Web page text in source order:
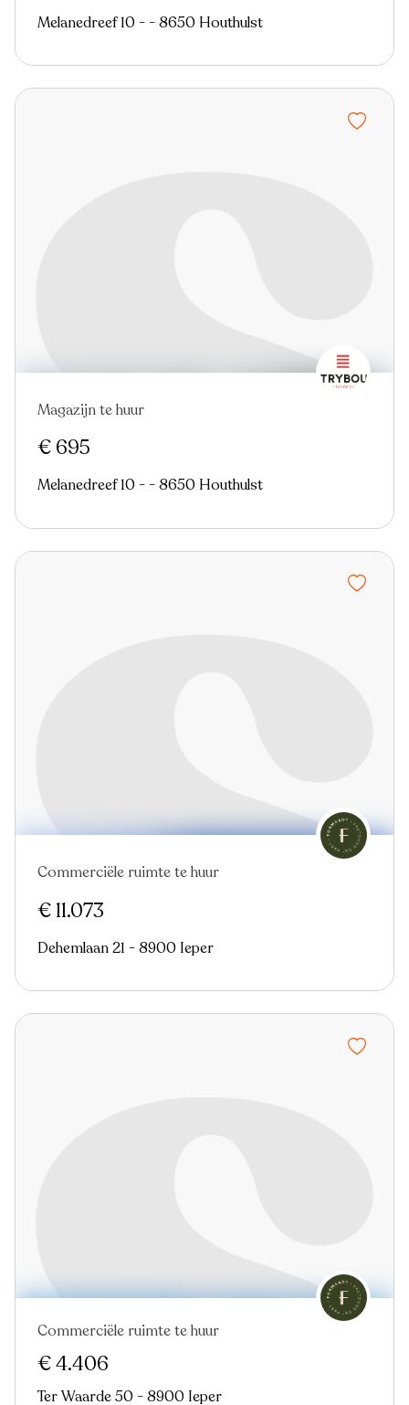
Melanedreef 10 - - 8650 Houthulst
Nieuw
Magazijn te huur
€ 695
Melanedreef 10 - - 8650 Houthulst
Nieuw
Commerciële ruimte te huur
€ 11.073
Dehemlaan 21 - 8900 Ieper
Commerciële ruimte te huur
€ 4.406
Ter Waarde 50 - 8900 Ieper